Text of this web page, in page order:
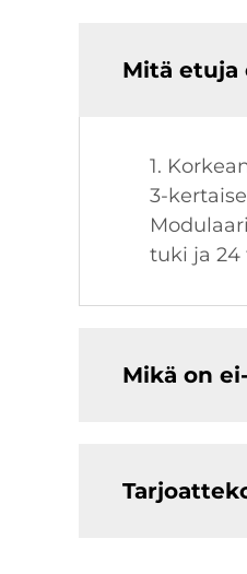
Mitä etuja
1.
3-
tuki ja 24
Mikä on